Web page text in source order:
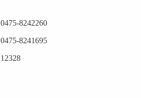
0475-8242260
0475-8241695
12328